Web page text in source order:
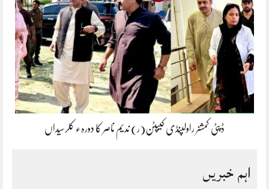
ڈپٹی کمشنر راولپنڈی کیپٹن(ر) ندیم ناصر کا دورہء کلرسیداں
اہم خبریں